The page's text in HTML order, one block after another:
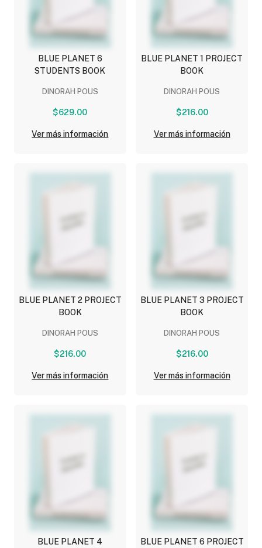
BLUE PLANET 6
STUDENTS BOOK
DINORAH POUS
$629.00
Ver más información
BLUE PLANET 1 PROJECT
BOOK
DINORAH POUS
$216.00
Ver más información
BLUE PLANET 2 PROJECT
BOOK
DINORAH POUS
$216.00
Ver más información
BLUE PLANET 3 PROJECT
BOOK
DINORAH POUS
$216.00
Ver más información
BLUE PLANET 4
BLUE PLANET 6 PROJECT